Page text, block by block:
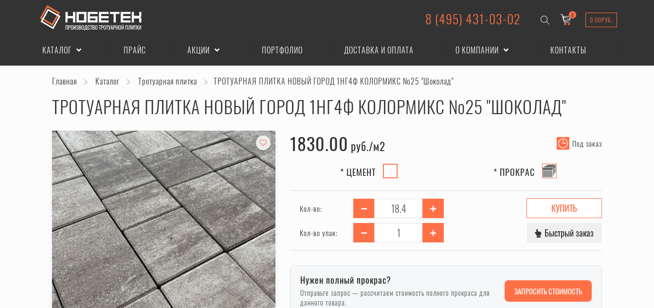
8 (495) 431-03-02 0
0.00РУБ.
КАТАЛОГ ПРАЙС АКЦИИ ПОРТФОЛИО ДОСТАВКА И ОПЛАТА О КОМПАНИИ КОНТАКТЫ
Главная Каталог Тротуарная плитка ТРОТУАРНАЯ ПЛИТКА НОВЫЙ ГОРОД 1НГ4Ф КОЛОРМИКС №25 "Шоколад"
ТРОТУАРНАЯ ПЛИТКА НОВЫЙ ГОРОД 1НГ4Ф КОЛОРМИКС №25 "ШОКОЛАД"
1830.00 руб. Под заказ
* ЦЕМЕНТ * ПРОКРАС
Кол-во:
Кол-во упак:
КУПИТЬ
Быстрый заказ
Нужен полный прокрас?
Отправьте запрос — рассчитаем стоимость полного прокраса для
данного товара.
ЗАПРОСИТЬ СТОИМОСТЬ